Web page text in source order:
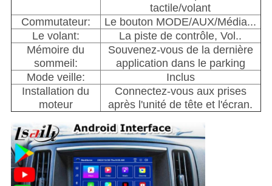
tactile/volant
Commutateur:
Le bouton MODE/AUX/Média...
Le volant:
La piste de contrôle, Vol..
Mémoire du
sommeil:
Souvenez-vous de la dernière
application dans le parking
Mode veille:
Inclus
Installation du
moteur
Connectez-vous aux prises
après l'unité de tête et l'écran.